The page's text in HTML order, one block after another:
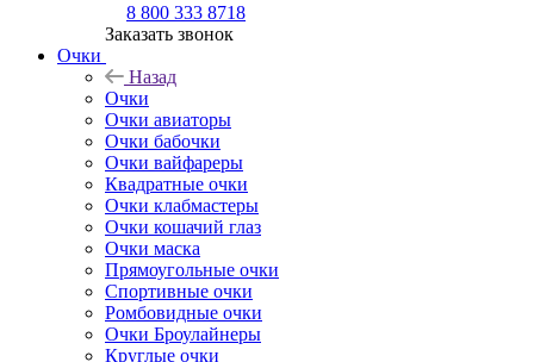
8 800 333 8718
Заказать звонок
Очки
Назад
Очки
Очки авиаторы
Очки бабочки
Очки вайфареры
Квадратные очки
Очки клабмастеры
Очки кошачий глаз
Очки маска
Прямоугольные очки
Спортивные очки
Ромбовидные очки
Очки Броулайнеры
Круглые очки